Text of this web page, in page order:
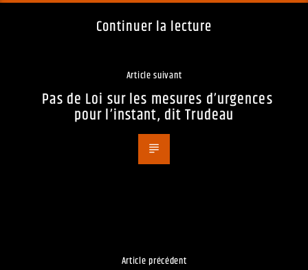
Continuer la lecture
Article suivant
Pas de Loi sur les mesures d’urgences
pour l’instant, dit Trudeau
Article précédent